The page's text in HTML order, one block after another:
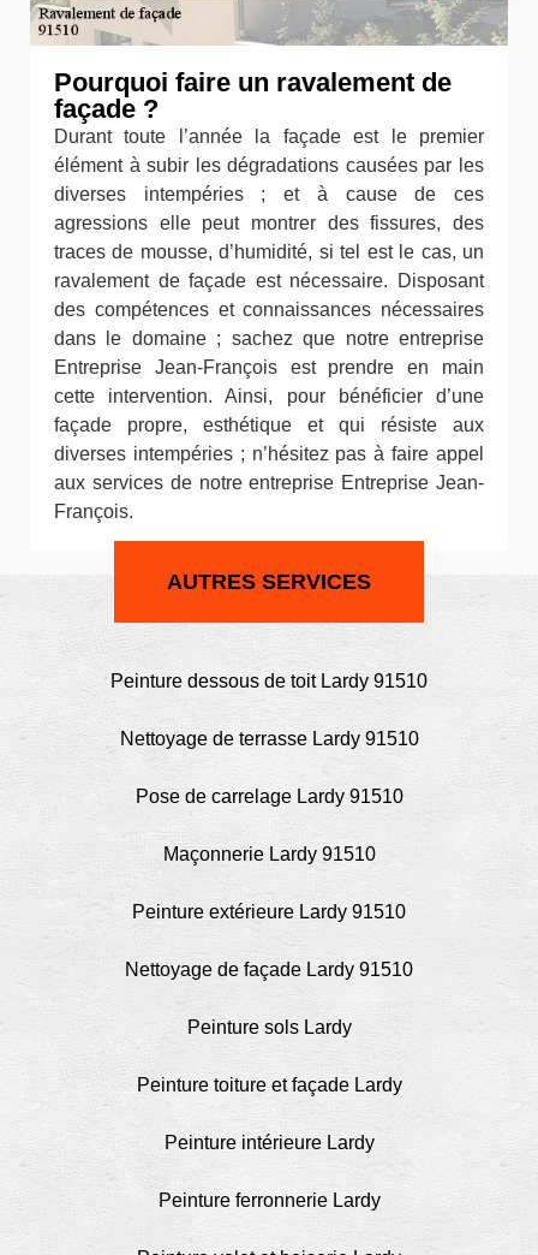
Pourquoi faire un ravalement de
façade ?
Durant toute l’année la façade est le premier
élément à subir les dégradations causées par les
diverses intempéries ; et à cause de ces
agressions elle peut montrer des fissures, des
traces de mousse, d’humidité, si tel est le cas, un
ravalement de façade est nécessaire. Disposant
des compétences et connaissances nécessaires
dans le domaine ; sachez que notre entreprise
Entreprise Jean-François est prendre en main
cette intervention. Ainsi, pour bénéficier d’une
façade propre, esthétique et qui résiste aux
diverses intempéries ; n’hésitez pas à faire appel
aux services de notre entreprise Entreprise Jean-
François.
AUTRES SERVICES
Peinture dessous de toit Lardy 91510
Nettoyage de terrasse Lardy 91510
Pose de carrelage Lardy 91510
Maçonnerie Lardy 91510
Peinture extérieure Lardy 91510
Nettoyage de façade Lardy 91510
Peinture sols Lardy
Peinture toiture et façade Lardy
Peinture intérieure Lardy
Peinture ferronnerie Lardy